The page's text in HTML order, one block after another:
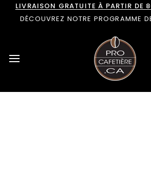
Passer
contenu
LIVRAISON GRATUITE À PARTIR DE
DÉCOUVREZ NOTRE PROGRAMME